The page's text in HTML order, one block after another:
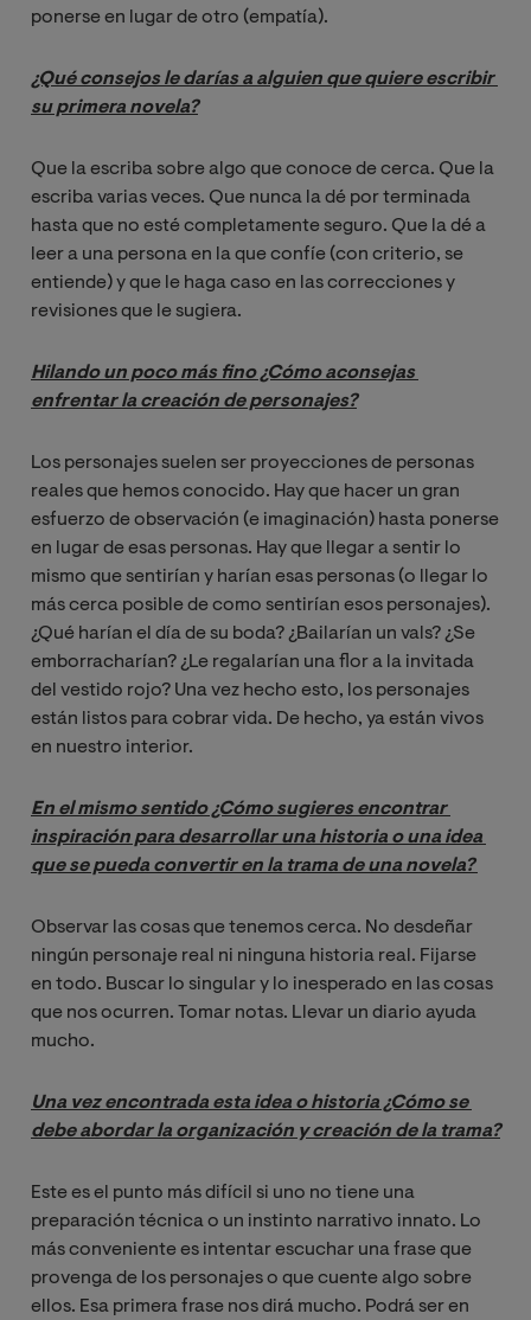
ponerse en lugar de otro (empatía).
¿Qué consejos le darías a alguien que quiere escribir
su primera novela?
Que la escriba sobre algo que conoce de cerca. Que la
escriba varias veces. Que nunca la dé por terminada
hasta que no esté completamente seguro. Que la dé a
leer a una persona en la que confíe (con criterio, se
entiende) y que le haga caso en las correcciones y
revisiones que le sugiera.
Hilando un poco más fino ¿Cómo aconsejas
enfrentar la creación de personajes?
Los personajes suelen ser proyecciones de personas
reales que hemos conocido. Hay que hacer un gran
esfuerzo de observación (e imaginación) hasta ponerse
en lugar de esas personas. Hay que llegar a sentir lo
mismo que sentirían y harían esas personas (o llegar lo
más cerca posible de como sentirían esos personajes).
¿Qué harían el día de su boda? ¿Bailarían un vals? ¿Se
emborracharían? ¿Le regalarían una flor a la invitada
del vestido rojo? Una vez hecho esto, los personajes
están listos para cobrar vida. De hecho, ya están vivos
en nuestro interior.
En el mismo sentido ¿Cómo sugieres encontrar
inspiración para desarrollar una historia o una idea
que se pueda convertir en la trama de una novela?
Observar las cosas que tenemos cerca. No desdeñar
ningún personaje real ni ninguna historia real. Fijarse
en todo. Buscar lo singular y lo inesperado en las cosas
que nos ocurren. Tomar notas. Llevar un diario ayuda
mucho.
Una vez encontrada esta idea o historia ¿Cómo se
debe abordar la organización y creación de la trama?
Este es el punto más difícil si uno no tiene una
preparación técnica o un instinto narrativo innato. Lo
más conveniente es intentar escuchar una frase que
provenga de los personajes o que cuente algo sobre
ellos. Esa primera frase nos dirá mucho. Podrá ser en